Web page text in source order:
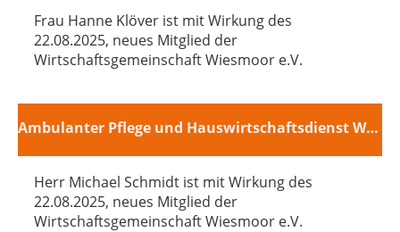
Frau Hanne Klöver ist mit Wirkung des
22.08.2025, neues Mitglied der
Wirtschaftsgemeinschaft Wiesmoor e.V.
Ambulanter Pflege und Hauswirtschaftsdienst Wiesmoor
Herr Michael Schmidt ist mit Wirkung des
22.08.2025, neues Mitglied der
Wirtschaftsgemeinschaft Wiesmoor e.V.